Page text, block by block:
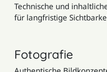
Technische und
für langfristige
Fotografie